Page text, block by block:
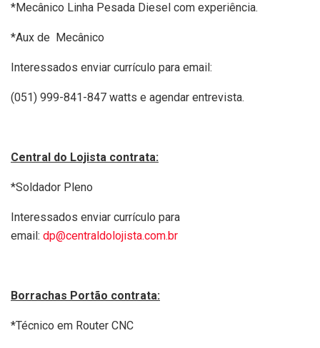
*Mecânico Linha Pesada Diesel com experiência.
*Aux de Mecânico
Interessados enviar currículo para email:
(051) 999-841-847 watts e agendar entrevista.
Central do Lojista contrata:
*Soldador Pleno
Interessados enviar currículo para
email: dp@centraldolojista.com.br
Borrachas Portão contrata:
*Técnico em Router CNC